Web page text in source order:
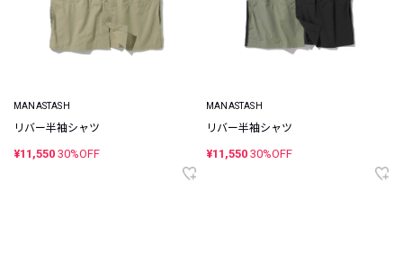
MANASTASH
リバー半袖シャツ
¥11,550 30%OFF
MANASTASH
リバー半袖シャツ
¥11,550 30%OFF